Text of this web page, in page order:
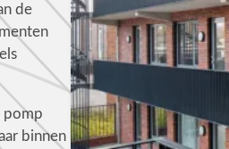
de
pomp
binnen